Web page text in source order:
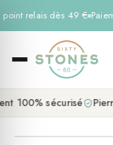
relais dès 49 €
100% sécurisé